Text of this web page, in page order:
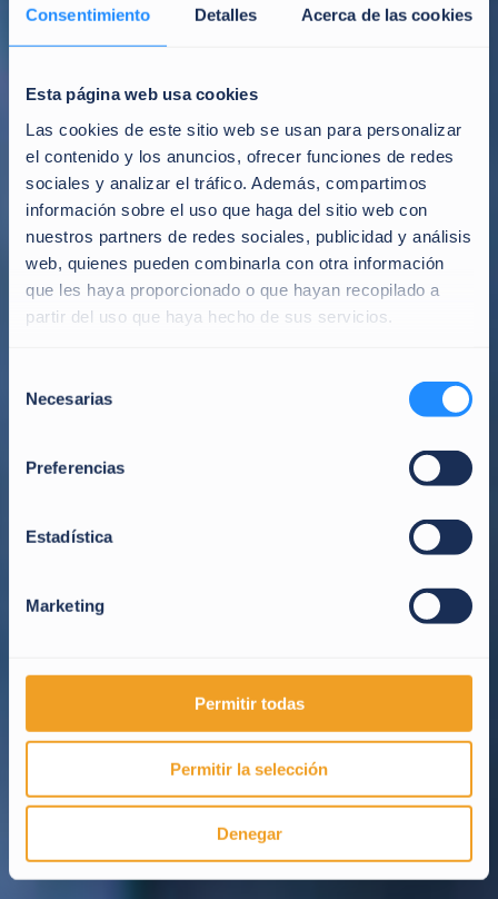
Consentimiento Detalles Acerca de las cookies
Esta página web usa cookies
Las cookies de este sitio web se usan para personalizar
el contenido y los anuncios, ofrecer funciones de redes
sociales y analizar el tráfico. Además, compartimos
información sobre el uso que haga del sitio web con
nuestros partners de redes sociales, publicidad y análisis
web, quienes pueden combinarla con otra información
que les haya proporcionado o que hayan recopilado a
partir del uso que haya hecho de sus servicios.
Necesarias
Preferencias
Estadística
Marketing
Permitir todas
Permitir la selección
Denegar